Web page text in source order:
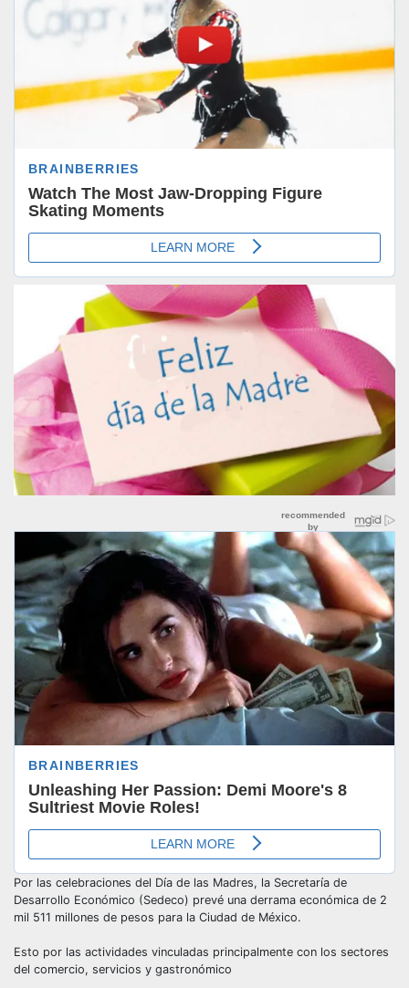
Por las celebraciones del Día de las Madres, la Secretaría de
Desarrollo Económico (Sedeco) prevé una derrama económica de 2
mil 511 millones de pesos para la Ciudad de México.
Esto por las actividades vinculadas principalmente con los sectores
del comercio, servicios y gastronómico